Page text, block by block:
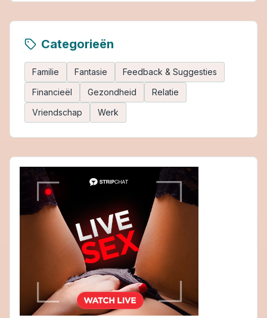
Categorieën
Familie Fantasie
Feedback & Suggesties
Financieël
Gezondheid
Relatie
Vriendschap
Werk